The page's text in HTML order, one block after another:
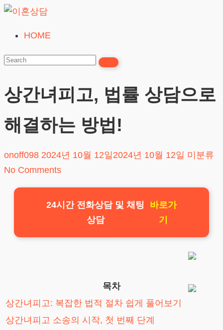
Skip
content
혼
담
24시간365일
HOME
상간녀피고, 법률 상담으로
해결하는 방법!
onoff098 2024년 10월 12일 2024년 10월 12일 미분류
No Comments
24시간 전화상담 및 채팅
상담
바로가
기
목차
상간녀피고: 복잡한 법적 절차 쉽게 풀어보기
상간녀피고 소송의 시작, 첫 번째 단계